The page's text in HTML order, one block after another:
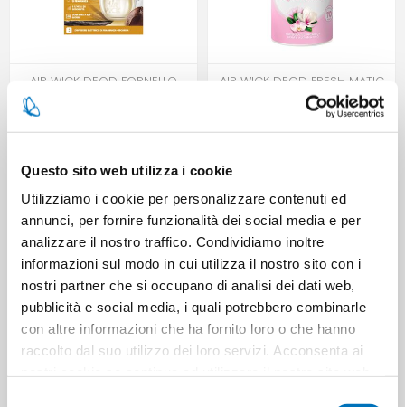
Questo sito web utilizza i cookie
Utilizziamo i cookie per personalizzare contenuti ed
annunci, per fornire funzionalità dei social media e per
analizzare il nostro traffico. Condividiamo inoltre
informazioni sul modo in cui utilizza il nostro sito con i
nostri partner che si occupano di analisi dei dati web,
pubblicità e social media, i quali potrebbero combinarle
con altre informazioni che ha fornito loro o che hanno
raccolto dal suo utilizzo dei loro servizi. Acconsenta ai
AIR WICK DEOD FORNELLO
ELETTR VANIGLIA KARITÈ 19 ML
AIR WICK DEOD FRESH MATIC
RIC FIORI TROPICALI 250 ML
AIR WICK DEOD PURE ML 250
SPR FIORI DI CILIEGIO
AIR WICK DEOD PURE ML 250
SPR PRIMAVERA